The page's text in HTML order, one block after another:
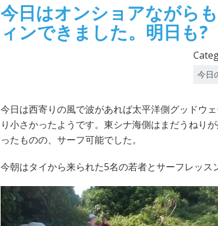
今日はオンショアながら
ィンできました。明日も?
今日
今日は西寄りの風で波があれば太平洋側グッドウ
り小さかったようです。東シナ海側はまだうねり
ったものの、サーフ可能でした。
今朝はタイから来られた5名の若者とサーフレッス